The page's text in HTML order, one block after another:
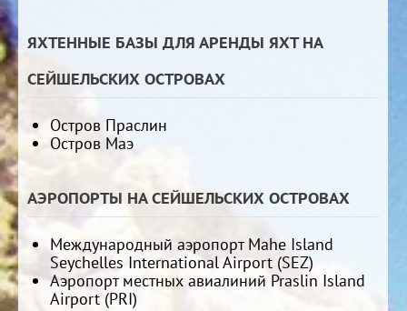
ЯХТЕННЫЕ БАЗЫ ДЛЯ АРЕНДЫ ЯХТ НА
СЕЙШЕЛЬСКИХ ОСТРОВАХ
Остров Праслин
Остров Маэ
АЭРОПОРТЫ НА СЕЙШЕЛЬСКИХ ОСТРОВАХ
Международный аэропорт Mahe Island
Seychelles International Airport (SEZ)
Аэропорт местных авиалиний Praslin Island
Airport (PRI)